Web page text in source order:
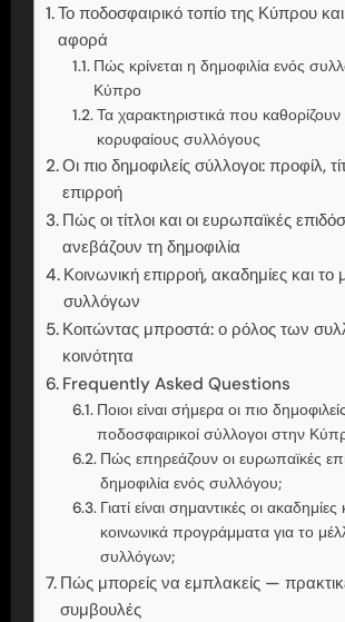
Το ποδοσφαιρικό τοπίο της Κύπρου και
αφορά
Πώς κρίνεται η δημοφιλία ενός
Κύπρο
Τα χαρακτηριστικά που καθορίζουν
κορυφαίους συλλόγους
Οι πιο δημοφιλείς σύλλογοι: προφίλ,
επιρροή
Πώς οι τίτλοι και οι ευρωπαϊκές
ανεβάζουν τη δημοφιλία
Κοινωνική επιρροή, ακαδημίες και το
συλλόγων
Κοιτώντας μπροστά: ο ρόλος των
κοινότητα
Frequently Asked Questions
Ποιοι είναι σήμερα οι πιο δημοφιλείς
ποδοσφαιρικοί σύλλογοι στην
Πώς επηρεάζουν οι ευρωπαϊκές
δημοφιλία ενός συλλόγου;
Γιατί είναι σημαντικές οι ακαδημίες
κοινωνικά προγράμματα για το
συλλόγων;
Πώς μπορείς να εμπλακείς —
συμβουλές